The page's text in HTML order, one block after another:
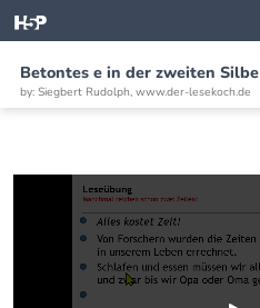
Betontes e in der zweiten Silbe
by: Siegbert Rudolph, www.der-lesekoch.de